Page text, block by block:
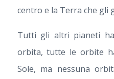
centro e la Terra che gli
Tutti gli altri pianeti
orbita, tutte le orbite
Sole, ma nessuna